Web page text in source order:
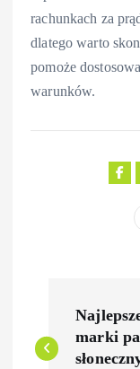
rachunkach za
dlatego warto
pomoże
warunków.
a
marki